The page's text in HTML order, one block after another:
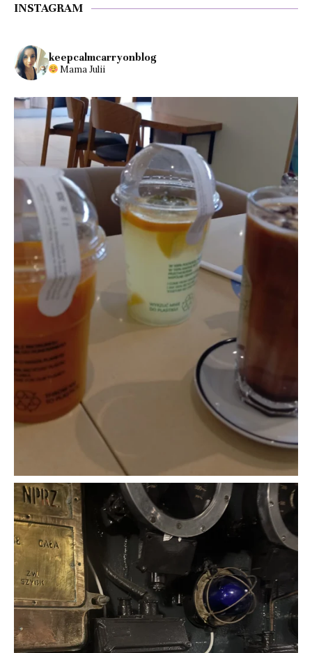
INSTAGRAM
keepcalmcarryonblog
Mama Julii